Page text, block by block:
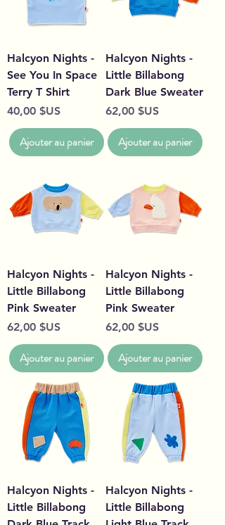
Halcyon Nights -
See You In Space
Terry T Shirt
Prix
40,00 $US
Ajouter au panier
Halcyon Nights -
Little Billabong
Dark Blue Sweater
Prix
62,00 $US
Ajouter au panier
Halcyon Nights -
Little Billabong
Pink Sweater
Prix
62,00 $US
Ajouter au panier
Halcyon Nights -
Little Billabong
Pink Sweater
Prix
62,00 $US
Ajouter au panier
Halcyon Nights -
Little Billabong
Halcyon Nights -
Little Billabong